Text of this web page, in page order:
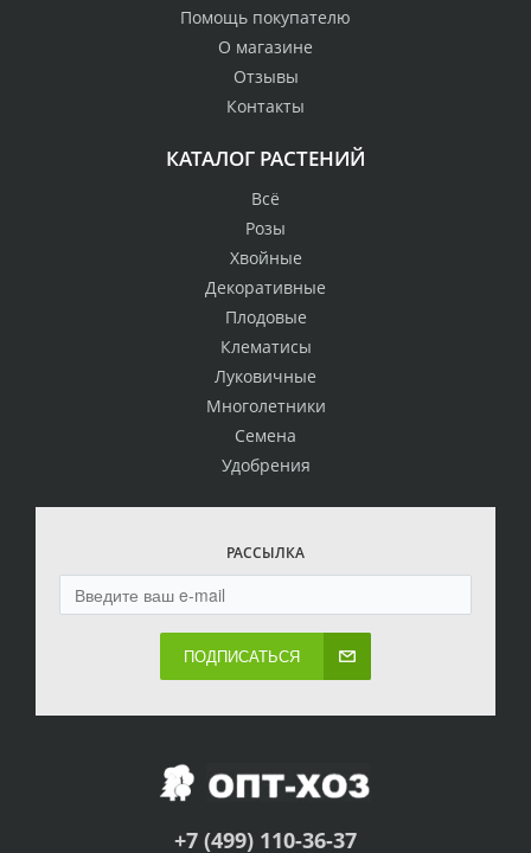
Помощь покупателю
О магазине
Отзывы
Контакты
КАТАЛОГ РАСТЕНИЙ
Всё
Розы
Хвойные
Декоративные
Плодовые
Клематисы
Луковичные
Многолетники
Семена
Удобрения
РАССЫЛКА
ПОДПИСАТЬСЯ
+7 (499) 110-36-37